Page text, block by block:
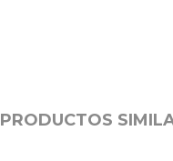
PRODUCTOS